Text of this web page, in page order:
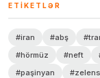
ETIKETLƏR
#iran #abş
#hörmüz
#neft
#paşinyan